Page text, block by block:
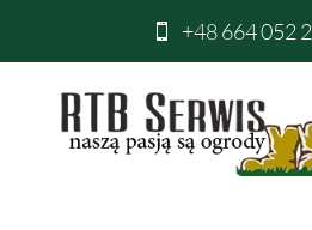
 +48 664 052